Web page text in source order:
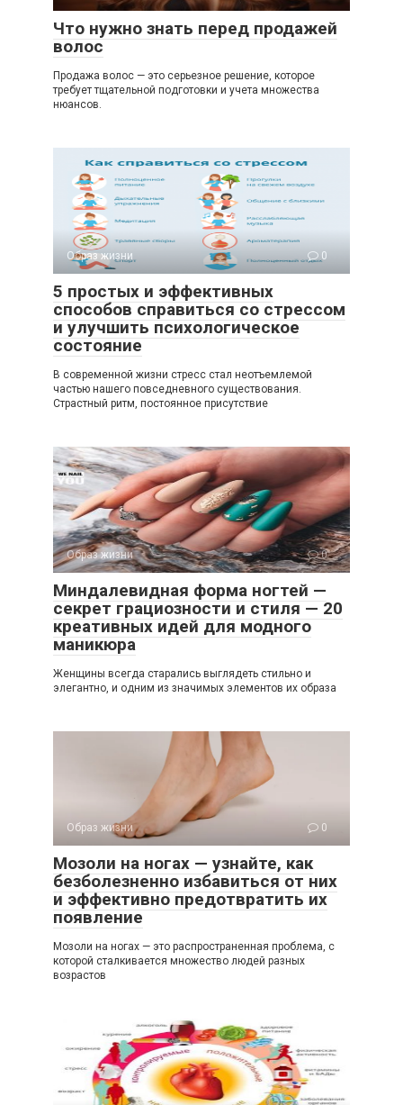
Что нужно знать перед продажей
волос
Продажа волос — это серьезное решение, которое
требует тщательной подготовки и учета множества
нюансов.
Образ жизни 0
5 простых и эффективных
способов справиться со стрессом
и улучшить психологическое
состояние
В современной жизни стресс стал неотъемлемой
частью нашего повседневного существования.
Страстный ритм, постоянное присутствие
Образ жизни 0
Миндалевидная форма ногтей —
секрет грациозности и стиля — 20
креативных идей для модного
маникюра
Женщины всегда старались выглядеть стильно и
элегантно, и одним из значимых элементов их образа
Образ жизни 0
Мозоли на ногах — узнайте, как
безболезненно избавиться от них
и эффективно предотвратить их
появление
Мозоли на ногах — это распространенная проблема, с
которой сталкивается множество людей разных
возрастов